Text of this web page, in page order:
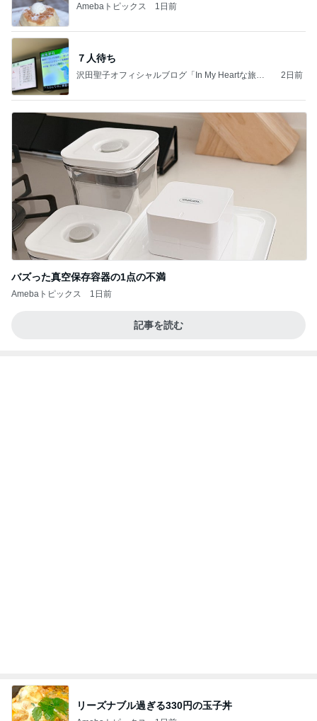
Amebaトピックス 1日前
７人待ち
沢田聖子オフィシャルブログ「In My Heartな旅日
2日前
バズった真空保存容器の1点の不満
Amebaトピックス 1日前
記事を読む